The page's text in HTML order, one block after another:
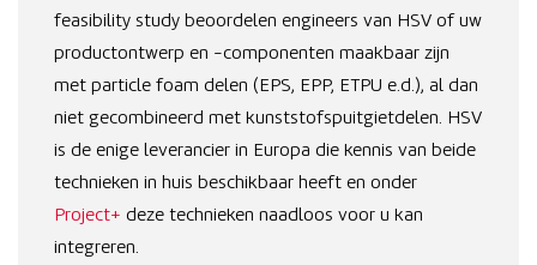
feasibility study beoordelen engineers van HSV of uw
productontwerp en -componenten maakbaar zijn
met particle foam delen (EPS, EPP, ETPU e.d.), al dan
niet gecombineerd met kunststofspuitgietdelen. HSV
is de enige leverancier in Europa die kennis van beide
technieken in huis beschikbaar heeft en onder
Project+ deze technieken naadloos voor u kan
integreren.